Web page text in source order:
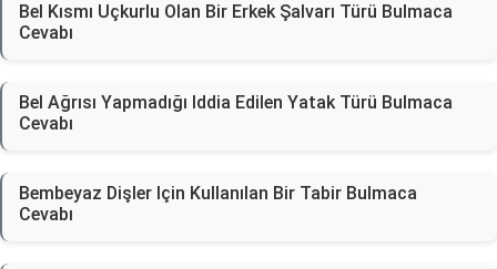
Bel Kısmı Uçkurlu Olan Bir Erkek Şalvarı Türü Bulmaca
Cevabı
Bel Ağrısı Yapmadığı Iddia Edilen Yatak Türü Bulmaca
Cevabı
Bembeyaz Dişler Için Kullanılan Bir Tabir Bulmaca
Cevabı